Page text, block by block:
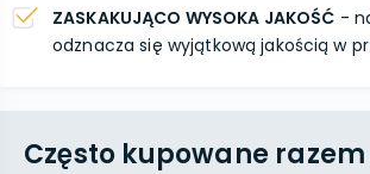
ZASKAKUJĄCO WYSOKA JAKOŚĆ -
odznacza się wyjątkową jakością w
Często kupowane razem